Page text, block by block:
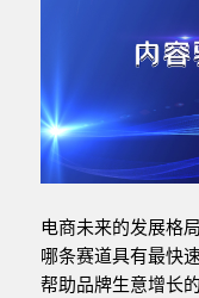
电商未来的发展格
哪条赛道具有最快
帮助品牌生意增长